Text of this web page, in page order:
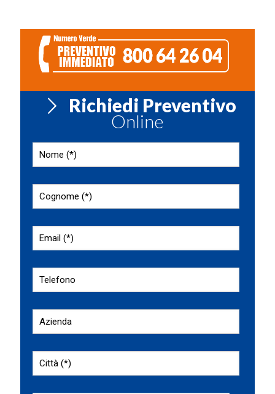
Richiedi Preventivo
Online